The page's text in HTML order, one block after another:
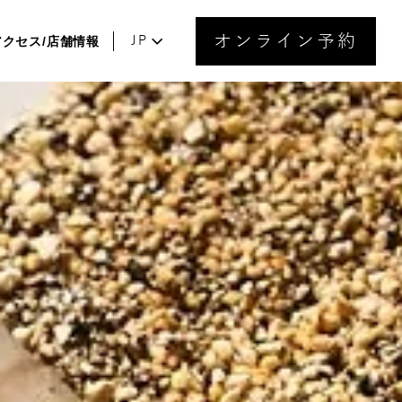
セス/店舗情報 JP オンライン予約